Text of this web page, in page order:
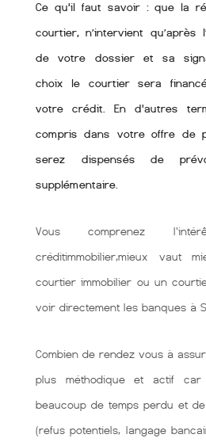
Ce qu'il faut savoir : que la
courtier, n’intervient qu’après
de votre dossier et sa
choix le courtier sera
votre crédit. En d'autres
compris dans votre offre de
serez dispensés de
supplémentaire.
Vous comprenez
créditimmobilier,mieux vaut
courtier immobilier ou un
voir directement les banques à
Combien de rendez vous à
plus méthodique et actif
beaucoup de temps perdu et
(refus potentiels, langage